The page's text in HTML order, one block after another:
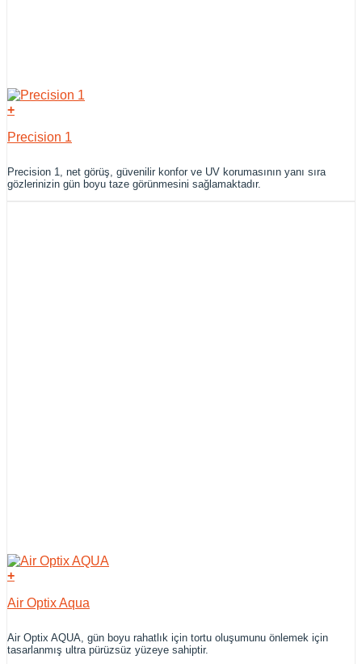
+
Precision 1
Precision 1, net görüş, güvenilir konfor ve UV korumasının yanı sıra
gözlerinizin gün boyu taze görünmesini sağlamaktadır.
+
Air Optix Aqua
Air Optix AQUA, gün boyu rahatlık için tortu oluşumunu önlemek için
tasarlanmış ultra pürüzsüz yüzeye sahiptir.